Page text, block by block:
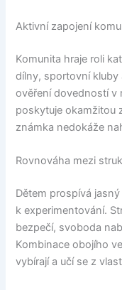
Aktivní zapojení
Komunita hraje roli
dílny, sportovní kluby
ověření dovedností v
poskytuje okamžitou
známka nedokáže
Rovnováha mezi
Dětem prospívá
k experimentování.
bezpečí, svoboda
Kombinace obojího
vybírají a učí se z